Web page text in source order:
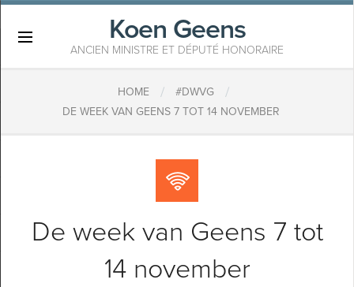
Koen Geens
ANCIEN MINISTRE ET DÉPUTÉ HONORAIRE
HOME / #DWVG /
DE WEEK VAN GEENS 7 TOT 14 NOVEMBER
De week van Geens 7 tot
14 november